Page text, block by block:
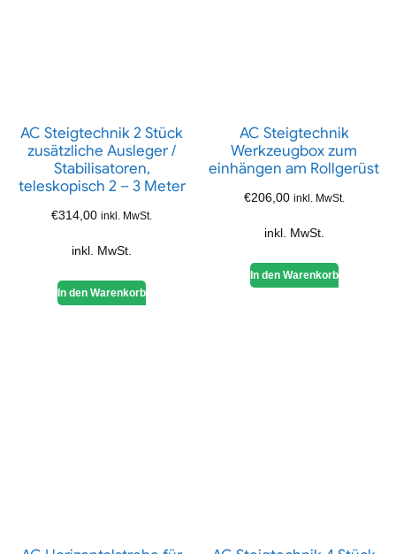
AC Steigtechnik 2 Stück
zusätzliche Ausleger /
Stabilisatoren,
teleskopisch 2 – 3 Meter
€314,00 inkl. MwSt.
inkl. MwSt.
In den Warenkorb
AC Steigtechnik
Werkzeugbox zum
einhängen am Rollgerüst
€206,00 inkl. MwSt.
inkl. MwSt.
In den Warenkorb